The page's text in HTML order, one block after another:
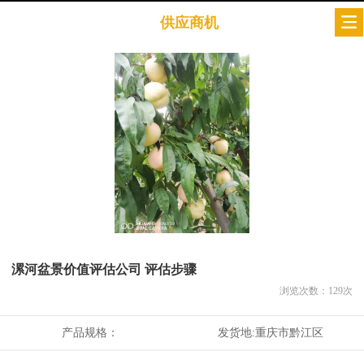
供应商机
漯河盆景价值评估公司 评估步骤
浏览次数： 129次
产品规格： 发货地:重庆市黔江区